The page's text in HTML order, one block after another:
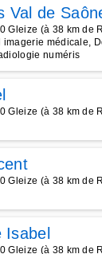
Val de
Gleize (à 38 km de
médicale,
numéris
Gleize (à 38 km de
Gleize (à 38 km de
Gleize (à 38 km de